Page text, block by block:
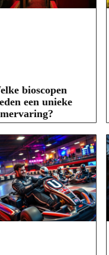
bioscopen
een unieke